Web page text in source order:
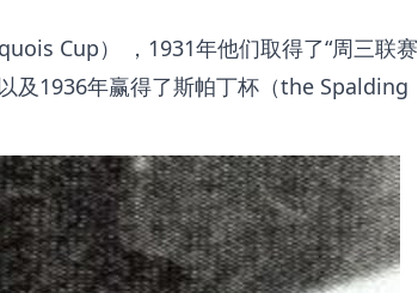
Cup） ，1931年他们取得了 周三联赛
及1936年赢得了斯帕丁杯（the Spalding